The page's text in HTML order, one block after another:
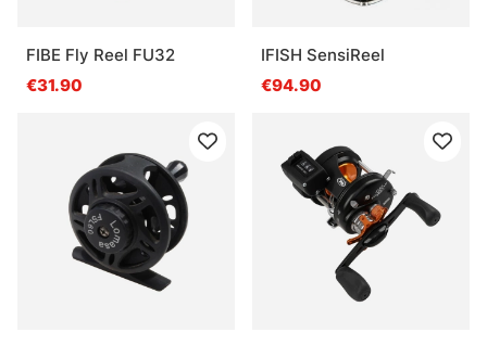
FIBE Fly Reel FU32
€31.90
IFISH SensiReel
€94.90